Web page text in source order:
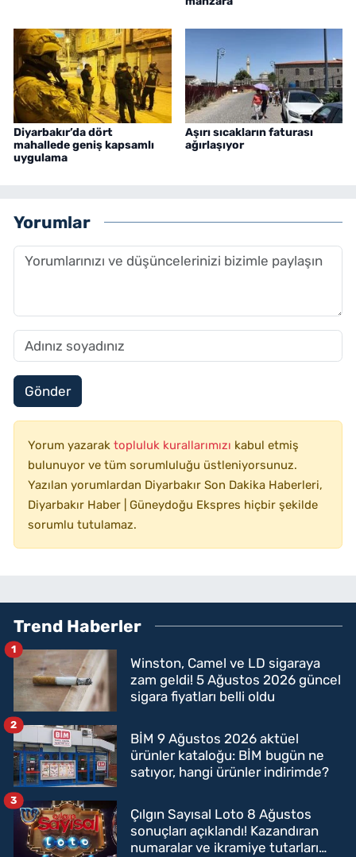
Diyarbakır’da dört
mahallede geniş kapsamlı
uygulama
Aşırı sıcakların faturası
ağırlaşıyor
Yorumlar
Gönder
Yorum yazarak topluluk kurallarımızı kabul etmiş
bulunuyor ve tüm sorumluluğu üstleniyorsunuz.
Yazılan yorumlardan Diyarbakır Son Dakika Haberleri,
Diyarbakır Haber | Güneydoğu Ekspres hiçbir şekilde
sorumlu tutulamaz.
Trend Haberler
Winston, Camel ve LD sigaraya
zam geldi! 5 Ağustos 2026 güncel
sigara fiyatları belli oldu
1
BİM 9 Ağustos 2026 aktüel
ürünler kataloğu: BİM bugün ne
satıyor, hangi ürünler indirimde?
2
Çılgın Sayısal Loto 8 Ağustos
sonuçları açıklandı! Kazandıran
numaralar ve ikramiye tutarları
3